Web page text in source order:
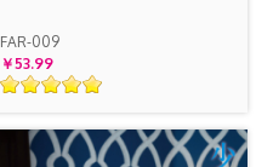
FAR-009
￥53.99